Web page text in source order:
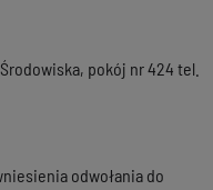
pokój nr 424 tel.
odwołania do